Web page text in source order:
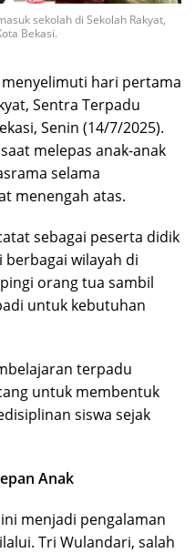
sekolah di Sekolah Rakyat,
Bekasi.
hari pertama
Sentra Terpadu
Senin (14/7/2025).
melepas anak-anak
selama
menengah atas.
sebagai peserta didik
wilayah di
orang tua sambil
untuk kebutuhan
terpadu
untuk membentuk
siswa sejak
Anak
menjadi pengalaman
Tri Wulandari, salah